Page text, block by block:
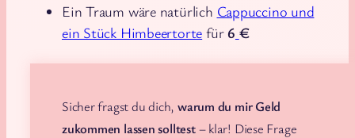
Ein Traum wäre natürlich Cappuccino und
ein Stück Himbeertorte für6 €
Sicher fragst du dich, warum du mir Geld
zukommen lassen solltest– klar! Diese Frage